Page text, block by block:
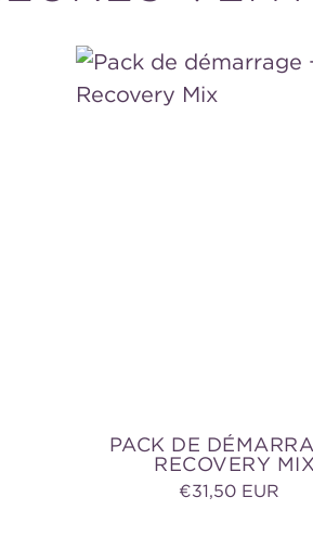
Pack
de
PACK DE
RECOVERY MIX
Prix
€31,50 EUR